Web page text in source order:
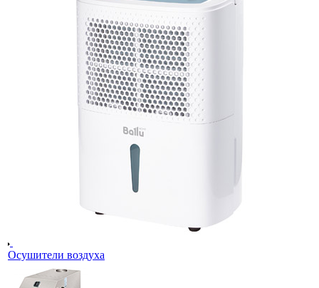
Осушители воздуха